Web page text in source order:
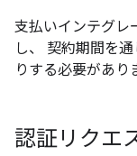
支払いインテグレ
し、 契約期間を
りする必要があり
認証リクエ